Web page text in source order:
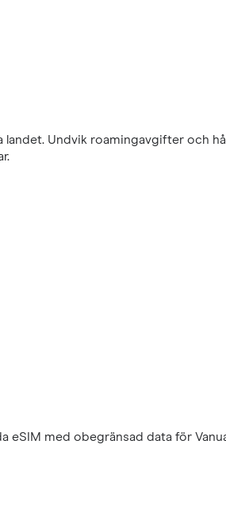
landet. Undvik roamingavgifter och
med obegränsad data för